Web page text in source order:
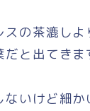
スの茶漉し
と出てきま
ないけど細